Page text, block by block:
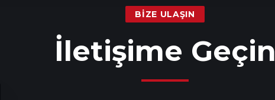
BIZE ULAŞIN
İletişime Geçin